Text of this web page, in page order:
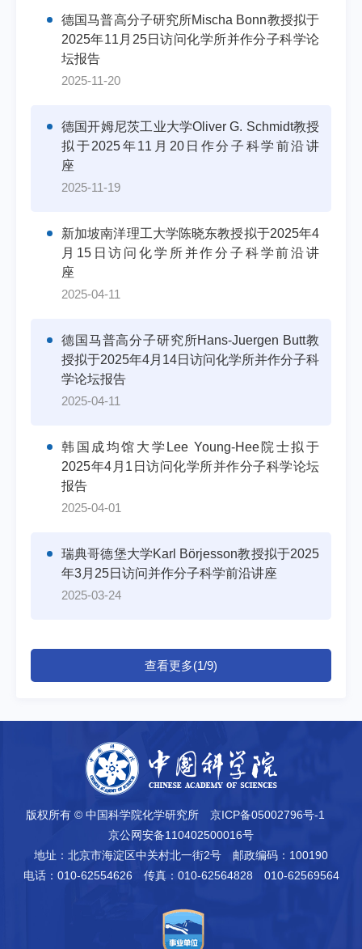
德国马普高分子研究所Mischa Bonn教授拟于
2025年11月25日访问化学所并作分子科学论
坛报告
2025-11-20
德国开姆尼茨工业大学Oliver G. Schmidt教授
拟于2025年11月20日作分子科学前沿讲
座
2025-11-19
新加坡南洋理工大学陈晓东教授拟于2025年4
月15日访问化学所并作分子科学前沿讲
座
2025-04-11
德国马普高分子研究所Hans-Juergen Butt教
授拟于2025年4月14日访问化学所并作分子科
学论坛报告
2025-04-11
韩国成均馆大学Lee Young-Hee院士拟于
2025年4月1日访问化学所并作分子科学论坛
报告
2025-04-01
瑞典哥德堡大学Karl Börjesson教授拟于2025
年3月25日访问并作分子科学前沿讲座
2025-03-24
查看更多(1/9)
版权所有 © 中国科学院化学研究所
京ICP备05002796号-1
京公网安备110402500016号
地址：北京市海淀区中关村北一街2号
邮政编码：100190
电话：010-62554626
传真：010-62564828 010-62569564